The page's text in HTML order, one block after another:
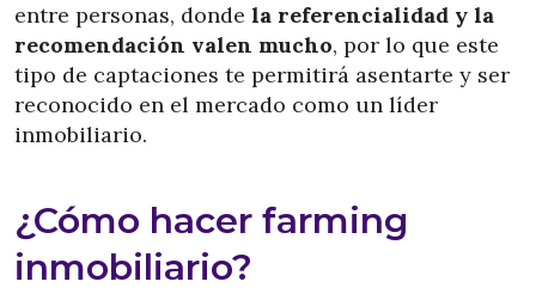
entre personas, donde la referencialidad y la
recomendación valen mucho, por lo que este
tipo de captaciones te permitirá asentarte y ser
reconocido en el mercado como un líder
inmobiliario.
¿Cómo hacer farming
inmobiliario?